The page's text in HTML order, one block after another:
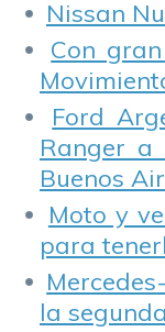
Nissan
Con
Ford
Ranger
Buenos
Moto y
para
la